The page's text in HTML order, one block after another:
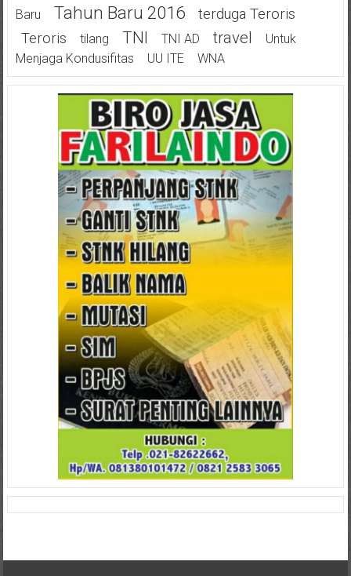
Baru
Tahun Baru 2016
Terduga Teroris
Teroris
Tilang TNI TNI AD Travel
Untuk
Menjaga Kondusifitas
UU ITE WNA